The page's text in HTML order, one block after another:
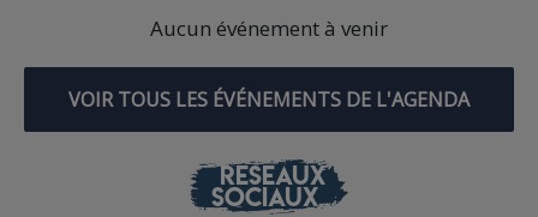
Aucun événement à venir
VOIR TOUS LES ÉVÉNEMENTS DE L'AGENDA
RÉSEAUX
SOCIAUX